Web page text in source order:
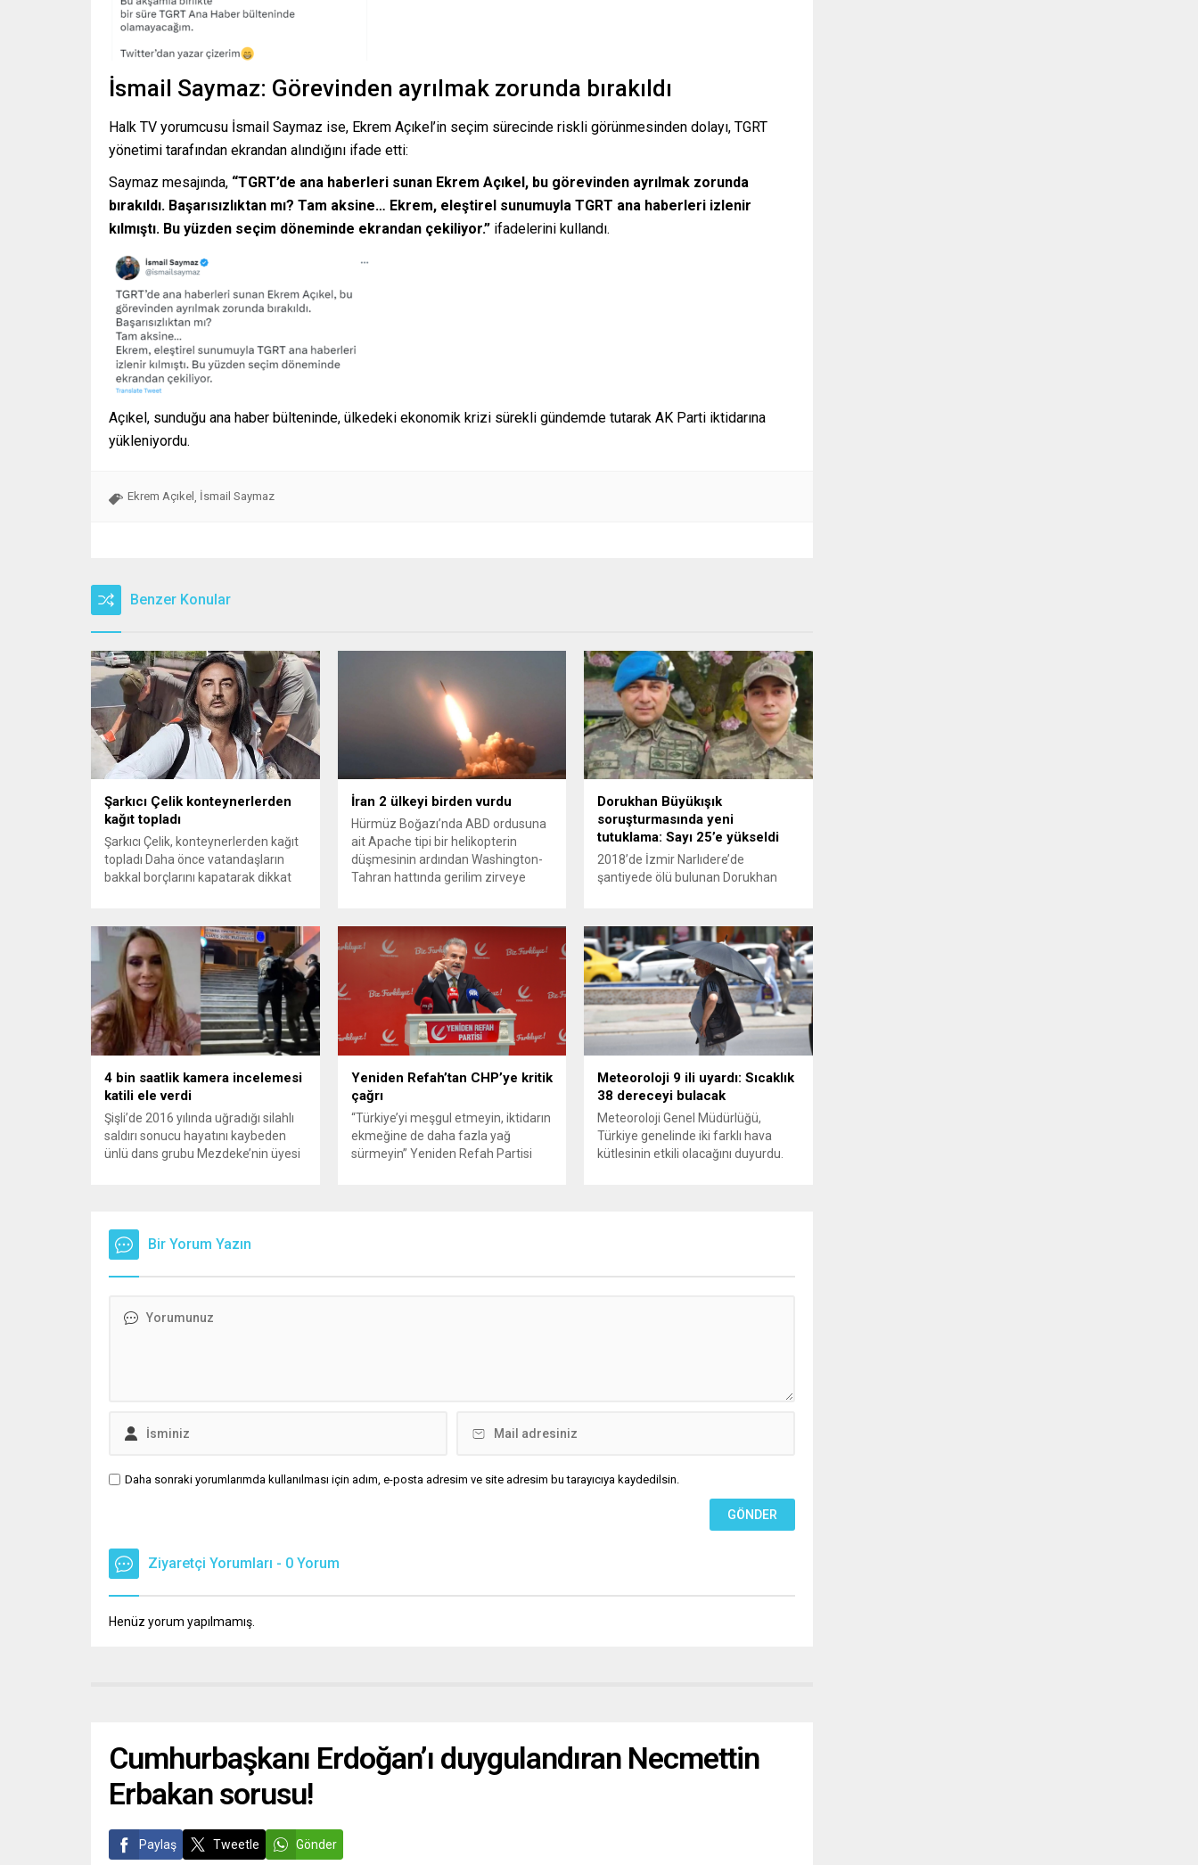
İsmail Saymaz: Görevinden ayrılmak zorunda bırakıldı
Halk TV yorumcusu İsmail Saymaz ise, Ekrem Açıkel’in seçim sürecinde riskli görünmesinden dolayı, TGRT
yönetimi tarafından ekrandan alındığını ifade etti:
Saymaz mesajında, “TGRT’de ana haberleri sunan Ekrem Açıkel, bu görevinden ayrılmak zorunda
bırakıldı. Başarısızlıktan mı? Tam aksine… Ekrem, eleştirel sunumuyla TGRT ana haberleri izlenir
kılmıştı. Bu yüzden seçim döneminde ekrandan çekiliyor.” ifadelerini kullandı.
Açıkel, sunduğu ana haber bülteninde, ülkedeki ekonomik krizi sürekli gündemde tutarak AK Parti iktidarına
yükleniyordu.
Ekrem Açıkel , İsmail Saymaz
Benzer Konular
Şarkıcı Çelik konteynerlerden
kağıt topladı
Şarkıcı Çelik, konteynerlerden kağıt
topladı Daha önce vatandaşların
bakkal borçlarını kapatarak dikkat
Çelik, Samsun’un İlkadım ilçesinde
çöpten kağıt toplayarak geçimini
sağlayan Serpil Hanım’a destek
oldu. Çelik, sokaklardaki
konteynerlerden kağıt topladı. Ünlü
şarkıcı Çelik, Samsun’un İlkadım
ilçesinde çöpten kağıt toplayarak...
İran 2 ülkeyi birden vurdu
Hürmüz Boğazı’nda ABD ordusuna
ait Apache tipi bir helikopterin
düşmesinin ardından Washington-
Tahran hattında gerilim zirveye
savunma sistemleri ve radarları
vurmasına, İran Devrim Muhafızları
Bahreyn ve Ürdün’deki Amerikan
askeri üslerini hedef alarak sert
karşılık verdi. Tahran, yeni bir ABD
saldırısına anında yanıt verileceğini
duyurdu....
Dorukhan Büyükışık
soruşturmasında yeni
tutuklama: Sayı 25’e yükseldi
2018’de İzmir Narlıdere’de
şantiyede ölü bulunan Dorukhan
artmaya devam ediyor. Son olarak
Olay Yeri İnceleme Büro Amiri
Atakan Kaçar’ın da tutuklanmasıyla
dosyadaki tutuklu sayısı 25’e
yükseldi. İzmir’in Narlıdere ilçesinde
2018 yılında şantiyede ölü bulunan
Dorukhan Büyükışık’a ilişkin yeniden
açılan soruşturmada tutuklamalar
genişliyor. Son olarak dönemin...
4 bin saatlik kamera incelemesi
katili ele verdi
Şişli’de 2016 yılında uğradığı silahlı
saldırı sonucu hayatını kaybeden
ünlü dans grubu Mezdeke’nin üyesi
ekipleri, cinayeti işlediğini itiraf eden
maktulün akrabası Bülent G. ile
azmettirici olduğu öne sürülen 2...
Yeniden Refah’tan CHP’ye kritik
çağrı
“Türkiye’yi meşgul etmeyin, iktidarın
ekmeğine de daha fazla yağ
sürmeyin” Yeniden Refah Partisi
önce anlaşın, kurultay kararı alın,
Meteoroloji 9 ili uyardı: Sıcaklık
38 dereceyi bulacak
Meteoroloji Genel Müdürlüğü,
Türkiye genelinde iki farklı hava
kütlesinin etkili olacağını duyurdu.
9 ilde ise hava sıcaklıkları mevsim
Bir Yorum Yazın
Daha sonraki yorumlarımda kullanılması için adım, e-posta adresim ve site adresim bu tarayıcıya kaydedilsin.
Ziyaretçi Yorumları - 0 Yorum
Henüz yorum yapılmamış.
Cumhurbaşkanı Erdoğan’ı duygulandıran Necmettin
Erbakan sorusu!
Paylaş Tweetle Gönder